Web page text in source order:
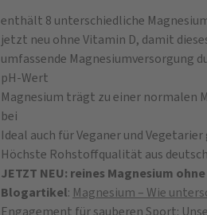
enthält 8 unterschiedliche
jetzt neu ohne Vitamin D, damit
umfassende Magnesiumversorgung
pH-Wert
Magnesium trägt zu einer normalen
bei
Ideal auch für Veganer und
Höchste Rohstoffqualität aus
JETZT NEU: reines Magnesium
Blogartikel: Magnesium – Wie
Engagement für sauberen Sport: